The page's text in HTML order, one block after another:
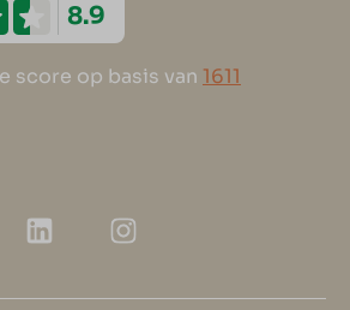
8.9
score op basis van 1611